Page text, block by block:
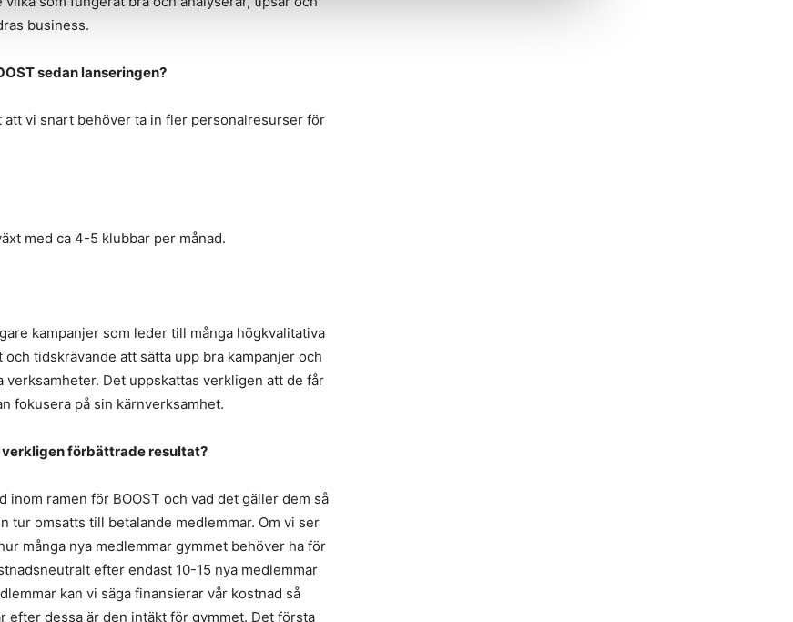
business.
sedan lanseringen?
att vi snart behöver ta in fler personalresurser för
med ca 4-5 klubbar per månad.
kampanjer som leder till många högkvalitativa
tidskrävande att sätta upp bra kampanjer och
Det uppskattas verkligen att de får
fokusera på sin kärnverksamhet.
verkligen förbättrade resultat?
inom ramen för BOOST och vad det gäller dem så
tur omsatts till betalande medlemmar. Om vi ser
många nya medlemmar gymmet behöver ha för
efter endast 10-15 nya medlemmar
kan vi säga finansierar vår kostnad så
efter dessa är den intäkt för gymmet. Det första